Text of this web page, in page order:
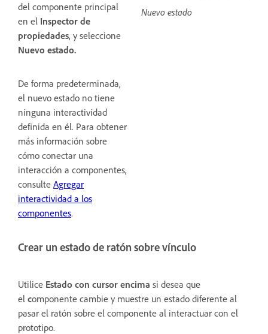
Nuevo estado
del componente principal
en el Inspector de
propiedades, y seleccione
Nuevo estado.
De forma predeterminada,
el nuevo estado no tiene
ninguna interactividad
definida en él. Para obtener
más información sobre
cómo conectar una
interacción a componentes,
consulte Agregar
interactividad a los
componentes.
Crear un estado de ratón sobre vínculo
Utilice Estado con cursor encima si desea que
el componente cambie y muestre un estado diferente al
pasar el ratón sobre el componente al interactuar con el
prototipo.